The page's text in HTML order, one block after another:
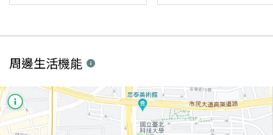
周邊生活機能